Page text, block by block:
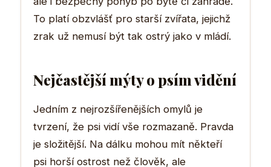
To platí obzvlášť pro starší zvířata, jejichž
zrak už nemusí být tak ostrý jako v mládí.
Nejčastější mýty o psím vidění
Jedním z nejrozšířenějších omylů je
tvrzení, že psi vidí vše rozmazaně. Pravda
je složitější. Na dálku mohou mít někteří
psi horší ostrost než člověk, ale